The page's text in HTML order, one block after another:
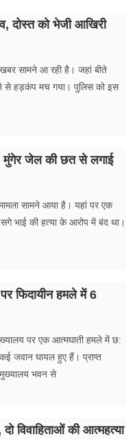
दोस्त को भेजी आखिरी
सामने आ रही है। जहां बीते
से हड़कंप मच गया। पुलिस को इस
मुंगेर जेल की छत से लगाई
सामने आया है। यहां पर एक
भाई की हत्या के आरोप में बंद था।
फिदायीन हमले में 6
पर एक आत्मघाती हमले में छ:
जवान घायल हुए हैं। प्राप्त
मुख्यालय भवन से
विवाहिताओं की आत्महत्या